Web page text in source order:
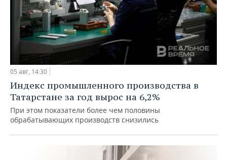
05 авг, 14:30
Индекс промышленного производства в
Татарстане за год вырос на 6,2%
При этом показатели более чем половины
обрабатывающих производств снизились